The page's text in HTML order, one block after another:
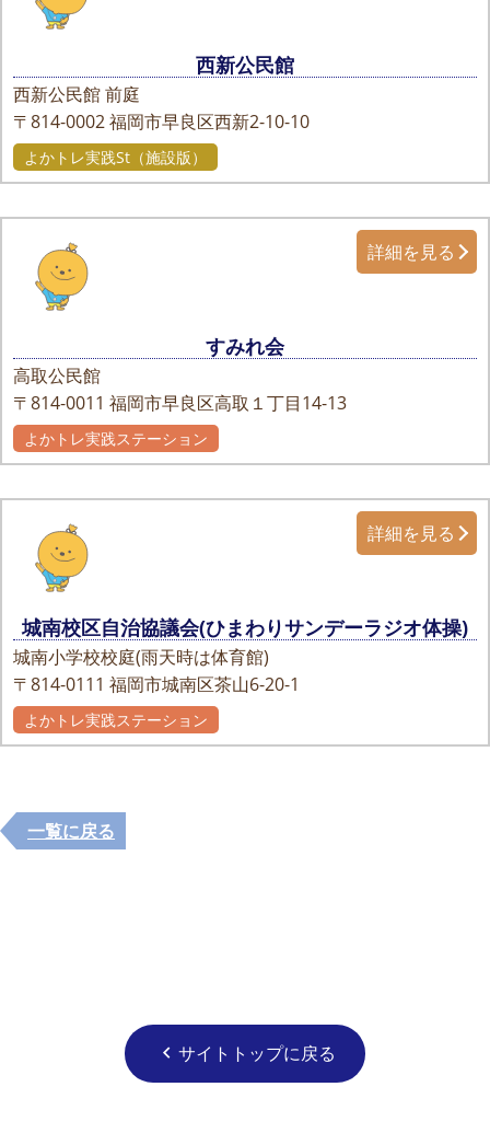
西新公民館
西新公民館 前庭
〒814-0002福岡市早良区西新2-10-10
よかトレ実践St（施設版）
すみれ会
高取公民館
〒814-0011 福岡市早良区高取１丁目14-13
詳細を見る
よかトレ実践ステーション
城南校区自治協議会(ひまわりサンデーラジオ体操)
城南小学校校庭(雨天時は体育館)
〒814-0111 福岡市城南区茶山6-20-1
詳細を見る
よかトレ実践ステーション
一覧に戻る
chevron_left サイトトップに戻る